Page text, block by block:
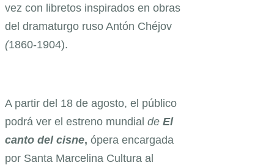
vez con libretos inspirados en obras
del dramaturgo ruso Antón Chéjov
(1860-1904).
A partir del 18 de agosto, el público
podrá ver el estreno mundial de El
canto del cisne, ópera encargada
por Santa Marcelina Cultura al